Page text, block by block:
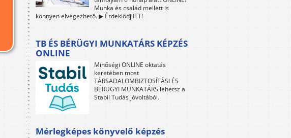
Munka és család mellett is
könnyen elvégezhető. ▶ Érdeklődj ITT!
TB ÉS BÉRÜGYI MUNKATÁRS KÉPZÉS
ONLINE
Minőségi ONLINE oktatás
keretében most
TÁRSADALOMBIZTOSÍTÁSI ÉS
BÉRÜGYI MUNKATÁRS lehetsz a
Stabil Tudás jóvoltából.
Mérlegképes könyvelő képzés